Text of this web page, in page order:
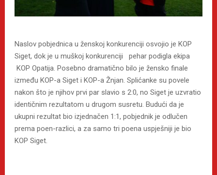
Naslov pobjednica u ženskoj konkurenciji osvojio je KOP
Siget, dok je u muškoj konkurenciji pehar podigla ekipa
KOP Opatija. Posebno dramatično bilo je žensko finale
između KOP-a Siget i KOP-a Žnjan. Splićanke su povele
nakon što je njihov prvi par slavio s 2:0, no Siget je uzvratio
identičnim rezultatom u drugom susretu. Budući da je
ukupni rezultat bio izjednačen 1:1, pobjednik je odlučen
prema poen-razlici, a za samo tri poena uspješniji je bio
KOP Siget.